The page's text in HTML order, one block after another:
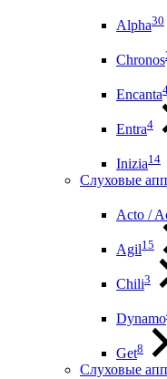
Alpha30
Chronos
Encanta
Entra4
Inizia14
Слуховые
Acto /
Agil15
Chili3
Dynamo
Get8
Слуховые